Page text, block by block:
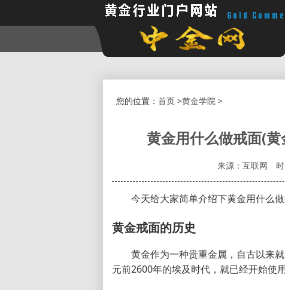
您的位置： 首页>黄金学院 >
黄金用什么做戒面(
来源：互联网
今天给大家简单介绍下黄金用什么
黄金戒面的历史
黄金作为一种贵重金属，自古以来
元前2600年的埃及时代，就已经开始使